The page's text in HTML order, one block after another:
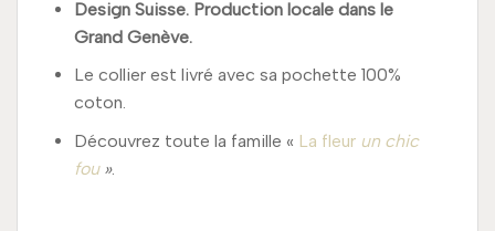
Design Suisse. Production locale dans le
Grand Genève.
Le collier est livré avec sa pochette 100%
coton.
Découvrez toute la famille « La fleur un chic
fou».